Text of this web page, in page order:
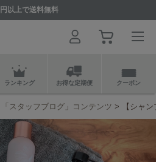
以上で送料無料
ランキング お得な定期便 クーポン
「スタッフブログ」コンテンツ 【シャ